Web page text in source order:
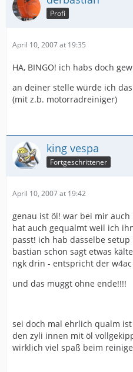
Profi
April 10, 2007 at 19:35
HA, BINGO! ich habs doch
an deiner stelle würde ich
(mit z.b. motorradreiniger)
king vespa
Fortgeschrittener
April 10, 2007 at 19:42
genau ist öl! war bei mir
hat auch gequalmt weil ich
passt! ich hab dasselbe
bastian schon sagt etwas
ngk drin - entspricht der
und das muggt ohne ende!!!!
sei doch mal ehrlich qualm
den zyli innen mit öl
wirklich viel spaß beim